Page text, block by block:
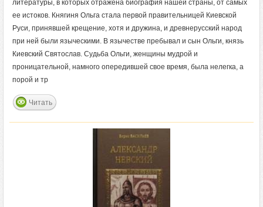
литературы, в которых отражена биография нашей страны, от самых
ее истоков. Княгиня Ольга стала первой правительницей Киевской
Руси, принявшей крещение, хотя и дружина, и древнерусский народ
при ней были языческими. В язычестве пребывал и сын Ольги, князь
Киевский Святослав. Судьба Ольги, женщины мудрой и
проницательной, намного опередившей свое время, была нелегка, а
порой и тр
Читать